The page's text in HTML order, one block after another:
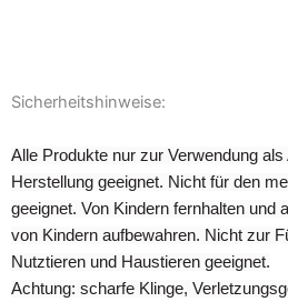
Sicherheitshinweise:
Alle Produkte nur zur Verwendung
Herstellung geeignet. Nicht für den
geeignet. Von Kindern fernhalten und
von Kindern aufbewahren. Nicht zur
Nutztieren und Haustieren geeignet.
Achtung: scharfe Klinge,